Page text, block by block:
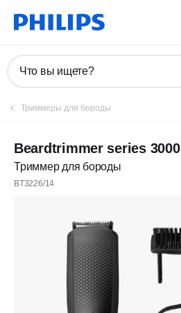
Что вы ищете?
Триммеры для бороды
Beardtrimmer series 3000
Триммер для бороды
BT3226/14